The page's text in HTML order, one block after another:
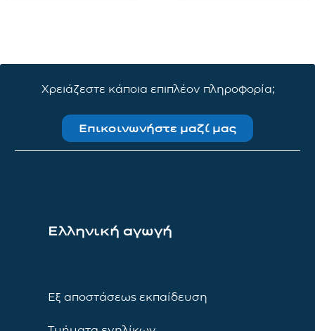
Χρειάζεστε κάποια επιπλέον πληροφορία;
Επικοινωνήστε μαζί μας
Ελληνική αγωγή
Εξ αποστάσεως εκπαίδευση